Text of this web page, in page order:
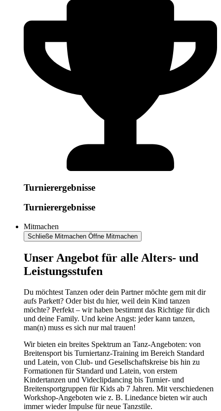
Turnierergebnisse
Turnierergebnisse
Mitmachen
Schließe Mitmachen Öffne Mitmachen
​​​Unser Angebot für alle Alters- und
Leistungsstufen
Du möchtest Tanzen oder dein Partner möchte gern mit dir
aufs Parkett? Oder bist du hier, weil dein Kind tanzen
möchte? Perfekt – wir haben bestimmt das Richtige für dich
und deine Family. Und keine Angst: jeder kann tanzen,
man(n) muss es sich nur mal trauen!
Wir bieten ein breites Spektrum an Tanz-Angeboten: von
Breitensport bis Turniertanz-Training im Bereich Standard
und Latein, von Club- und Gesellschaftskreise bis hin zu
Formationen für Standard und Latein, von erstem
Kindertanzen und Videclipdancing bis Turnier- und
Breitensportgruppen für Kids ab 7 Jahren. Mit verschiedenen
Workshop-Angeboten wie z. B. Linedance bieten wir auch
immer wieder Impulse für neue Tanzstile.